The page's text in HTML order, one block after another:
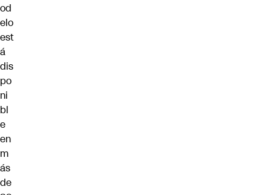
od
elo
est
á
dis
po
ni
bl
e
en
m
ás
de